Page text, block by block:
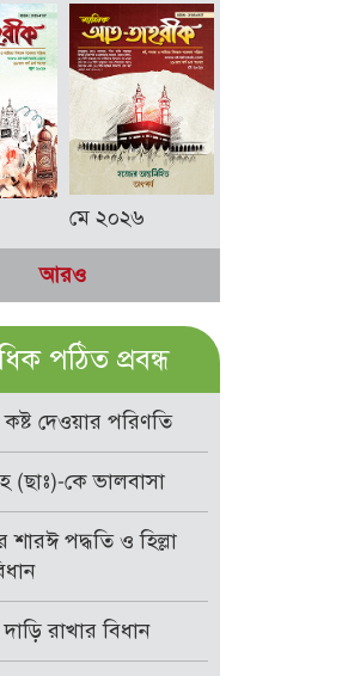
মে ২০২৬
আরও
পঠিত প্রবন্ধ
দেওয়ার পরিণতি
(ছাঃ)-কে ভালবাসা
শারঈ পদ্ধতি ও হিল্লা
রাখার বিধান